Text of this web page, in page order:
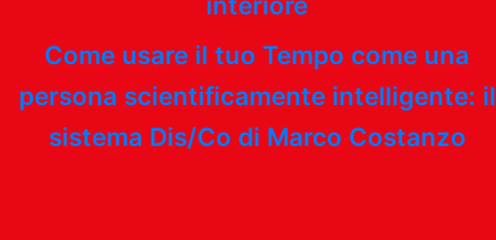
Come usare il tuo Tempo come una
persona scientificamente intelligente: il
sistema Dis/Co di Marco Costanzo